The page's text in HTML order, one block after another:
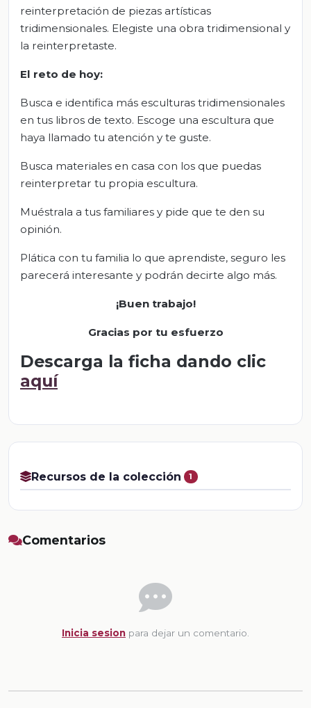
reinterpretación de piezas artísticas
tridimensionales. Elegiste una obra tridimensional y
la reinterpretaste.
El reto de hoy:
Busca e identifica más esculturas tridimensionales
en tus libros de texto. Escoge una escultura que
haya llamado tu atención y te guste.
Busca materiales en casa con los que puedas
reinterpretar tu propia escultura.
Muéstrala a tus familiares y pide que te den su
opinión.
Plática con tu familia lo que aprendiste, seguro les
parecerá interesante y podrán decirte algo más.
¡Buen trabajo!
Gracias por tu esfuerzo
Descarga la ficha dando clic
aquí
Recursos de la colección 1
Comentarios
Inicia sesion para dejar un comentario.